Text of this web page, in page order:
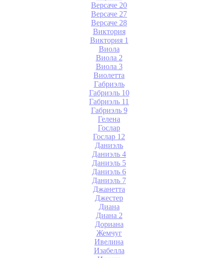
Версаче 20
Версаче 27
Версаче 28
Виктория
Виктория 1
Виола
Виола 2
Виола 3
Виолетта
Габриэль
Габриэль 10
Габриэль 11
Габриэль 9
Гелена
Гослар
Гослар 12
Даниэль
Даниэль 4
Даниэль 5
Даниэль 6
Даниэль 7
Джанетта
Джестер
Диана
Диана 2
Дориана
Жемчуг
Ивелина
Изабелла